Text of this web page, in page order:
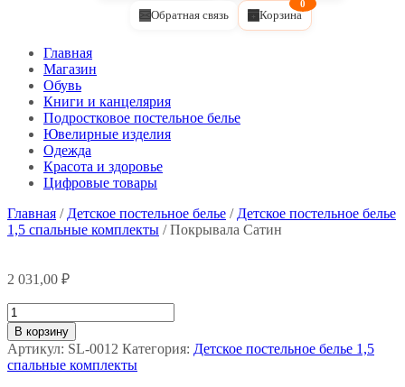
Обратная связь Корзина
0
Главная
Магазин
Обувь
Книги и канцелярия
Подростковое постельное белье
Ювелирные изделия
Одежда
Красота и здоровье
Цифровые товары
Главная / Детское постельное белье / Детское постельное белье
1,5 спальные комплекты / Покрывала Сатин
2 031,00 ₽
Количество
товара
Покрывала
Сатин
В корзину
Артикул: SL-0012 Категория: Детское постельное белье 1,5
спальные комплекты